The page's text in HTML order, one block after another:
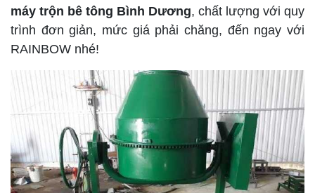
máy trộn bê tông Bình Dương, chất lượng với quy
trình đơn giản, mức giá phải chăng, đến ngay với
RAINBOW nhé!